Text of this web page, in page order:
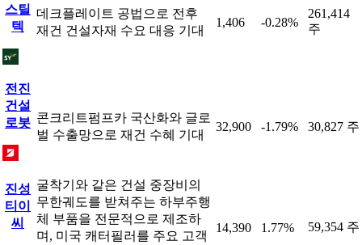
스틸
텍
데크플레이트 공법으로 전후
재건 건설자재 수요 대응 기대
1,406 -0.28%
261,414
주
전진
건설
로봇 콘크리트펌프카 국산화와 글로
벌 수출망으로 재건 수혜 기대
32,900 -1.79% 30,827 주
진성
티이
씨
굴착기와 같은 건설 중장비의
무한궤도를 받쳐주는 하부주행
체 부품을 전문적으로 제조하
며, 미국 캐터필러를 주요 고객
14,390 1.77% 59,354 주